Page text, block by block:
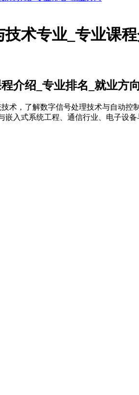
术专业_专业课
介绍_专业排名_就业方
术，了解数字信号处理技术与自动控
入式系统工程、通信行业、电子设备